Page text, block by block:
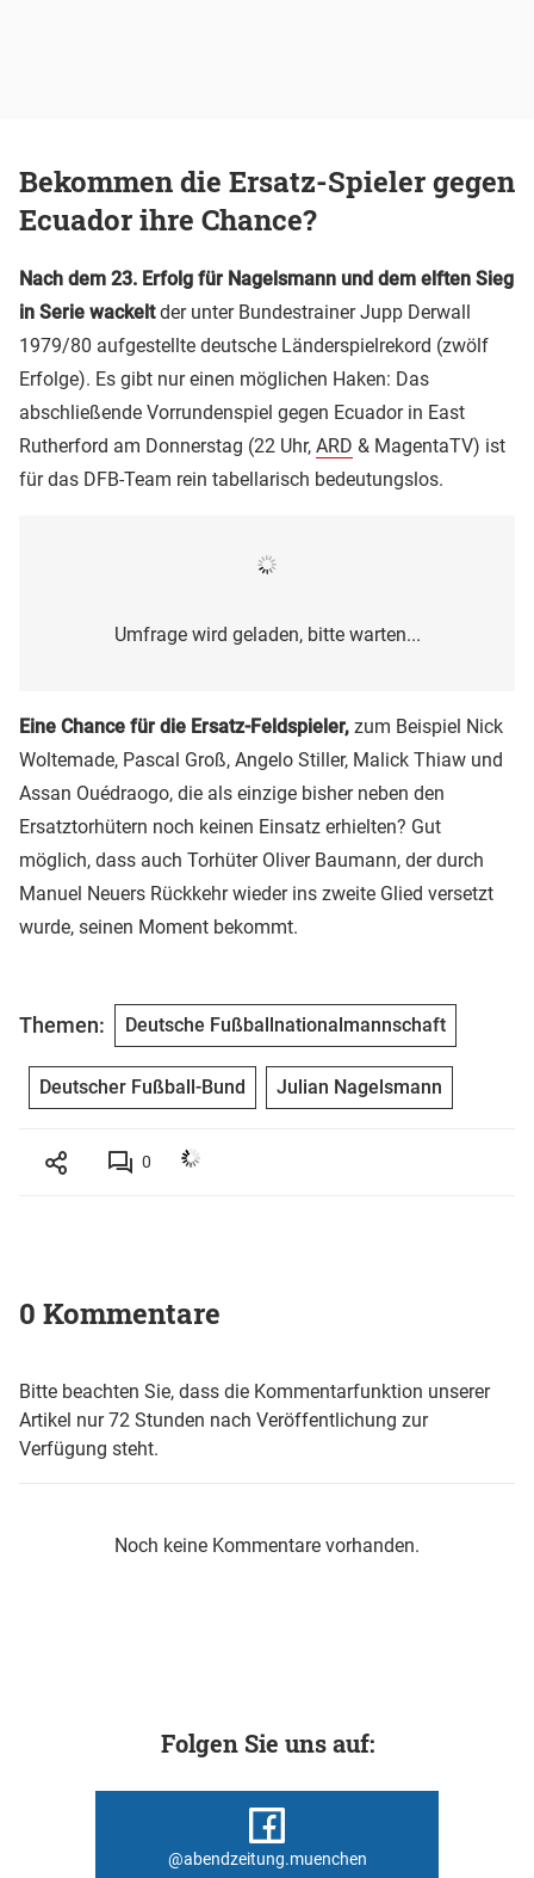
Bekommen die Ersatz-Spieler gegen
Ecuador ihre Chance?
Nach dem 23. Erfolg für Nagelsmann und dem elften Sieg
in Serie wackeltder unter Bundestrainer Jupp Derwall
1979/80 aufgestellte deutsche Länderspielrekord (zwölf
Erfolge). Es gibt nur einen möglichen Haken: Das
abschließende Vorrundenspiel gegen Ecuador in East
Rutherford am Donnerstag (22 Uhr, ARD & MagentaTV) ist
für das DFB-Team rein tabellarisch bedeutungslos.
Umfrage wird geladen, bitte warten...
Eine Chance für die Ersatz-Feldspieler, zum Beispiel Nick
Woltemade, Pascal Groß, Angelo Stiller, Malick Thiaw und
Assan Ouédraogo, die als einzige bisher neben den
Ersatztorhütern noch keinen Einsatz erhielten? Gut
möglich, dass auch Torhüter Oliver Baumann, der durch
Manuel Neuers Rückkehr wieder ins zweite Glied versetzt
wurde, seinen Moment bekommt.
Themen: Deutsche Fußballnationalmannschaft
Deutscher Fußball-Bund Julian Nagelsmann
0
0 Kommentare
Bitte beachten Sie, dass die Kommentarfunktion unserer
Artikel nur 72 Stunden nach Veröffentlichung zur
Verfügung steht.
Noch keine Kommentare vorhanden.
Folgen Sie uns auf:
@abendzeitung.muenchen